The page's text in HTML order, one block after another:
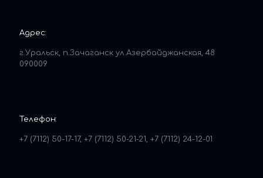
Адрес:
г.Уральск, п.Зачаганск ул.Азербайджанская, 48
090009
Телефон:
+7 (7112) 50-17-17, +7 (7112) 50-21-21, +7 (7112) 24-12-01